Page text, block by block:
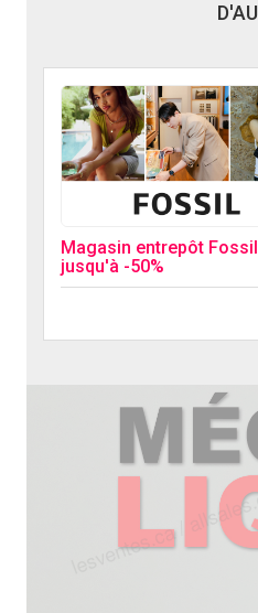
Magasin entrepôt Fossil
jusqu'à -50%